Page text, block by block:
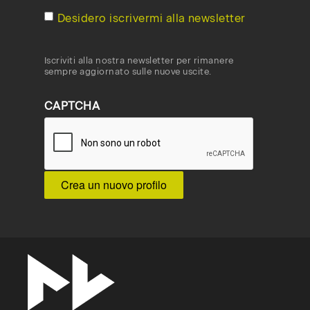
Desidero iscrivermi alla newsletter
Iscriviti alla nostra newsletter per rimanere
sempre aggiornato sulle nuove uscite.
CAPTCHA